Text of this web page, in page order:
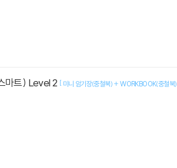
마트) Level 2 [ 미니 암기장(중철북) + WORKBOOK(중철